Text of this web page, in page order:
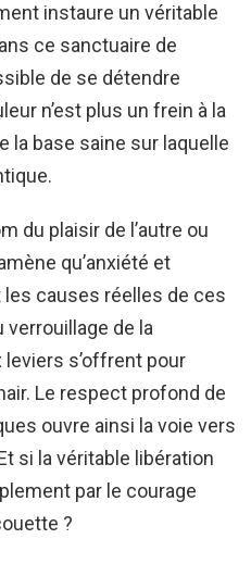
instaure un véritable
ce sanctuaire de
de se détendre
n’est plus un frein à la
la base saine sur laquelle
du plaisir de l’autre ou
qu’anxiété et
causes réelles de ces
verrouillage de la
s’offrent pour
Le respect profond de
ouvre ainsi la voie vers
si la véritable libération
par le courage
?